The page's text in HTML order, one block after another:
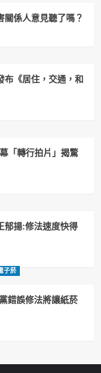
係人意見聽了嗎？
布《居住，交通，和
「轉行拍片」揭驚
揚:修法速度快得
子菸
錯誤修法將讓紙菸